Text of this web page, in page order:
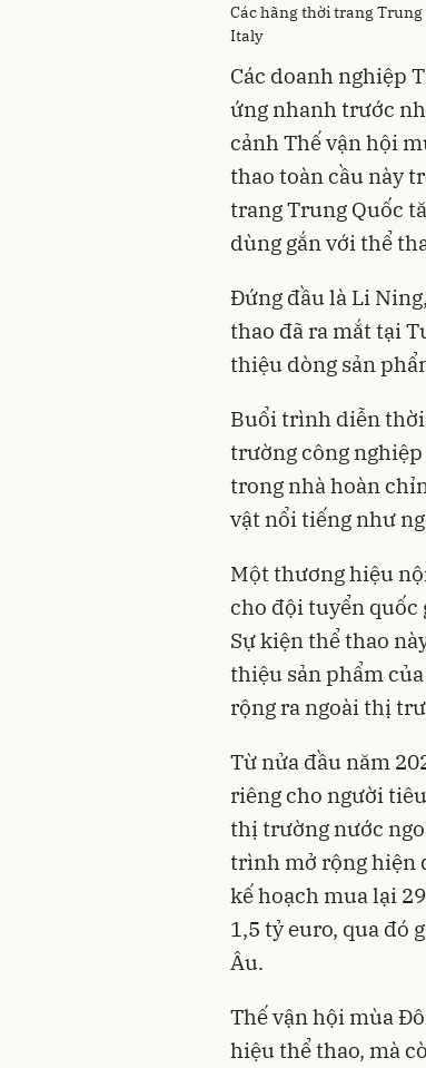
Các hãng thời trang
Italy
Các doanh nghiệp
ứng nhanh trước
cảnh Thế vận hội
thao toàn cầu này
trang Trung Quốc
dùng gắn với thể
Đứng đầu là Li
thao đã ra mắt tại
thiệu dòng sản
Buổi trình diễn
trường công
trong nhà hoàn
vật nổi tiếng như
Một thương hiệu
cho đội tuyển quốc
Sự kiện thể thao
thiệu sản phẩm
rộng ra ngoài thị
Từ nửa đầu năm
riêng cho người
thị trường nước
trình mở rộng hiện
kế hoạch mua lại
1,5 tỷ euro, qua đó
Âu.
Thế vận hội mùa
hiệu thể thao, mà